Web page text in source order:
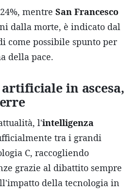
mentre San Francesco
dalla morte, è indicato dal
come possibile spunto per
della pace.
in ascesa,
l'intelligenza
tra i grandi
C, raccogliendo
grazie al dibattito sempre
della tecnologia in